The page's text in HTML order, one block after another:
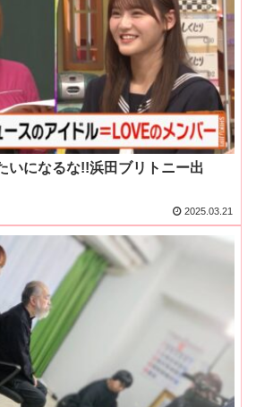
いになるな!!浜田ブリトニー出
2025.03.21